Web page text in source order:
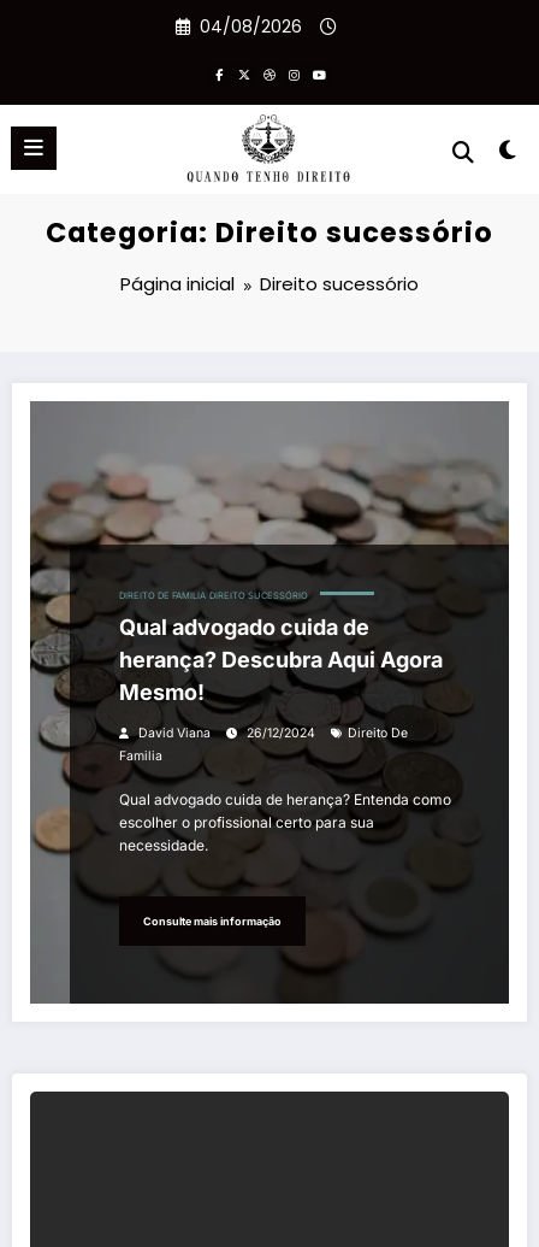
04/08/2026
Categoria: Direito sucessório
Página inicial Direito sucessório
DIREITO DE FAMILIA DIREITO SUCESSÓRIO
Qual advogado cuida de
herança? Descubra Aqui Agora
Mesmo!
David Viana 26/12/2024
Direito De
Familia
Qual advogado cuida de herança? Entenda como
escolher o profissional certo para sua
necessidade.
Consulte mais informação